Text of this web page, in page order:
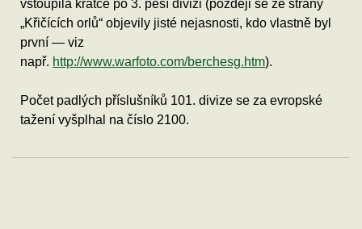
vstoupila krátce po 3. pěší divizi (později se ze strany
„Křičících orlů“ objevily jisté nejasnosti, kdo vlastně byl
první — viz
např. http://www.warfoto.com/berchesg.htm).
Počet padlých příslušníků 101. divize se za evropské
tažení vyšplhal na číslo 2100.